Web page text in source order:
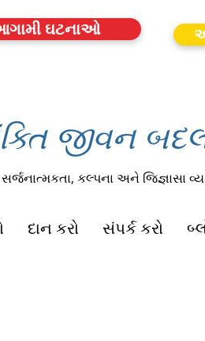
ઘટનાઓ
જીવન
કલ્પના અને જિજ્ઞાસા
દાન કરો સંપર્ક કરો